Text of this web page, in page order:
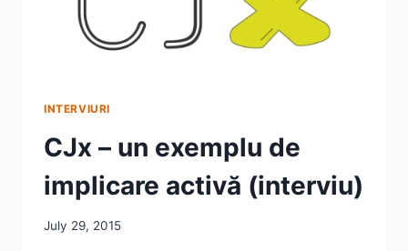
INTERVIURI
CJx – un exemplu de
implicare activă (interviu)
July 29, 2015